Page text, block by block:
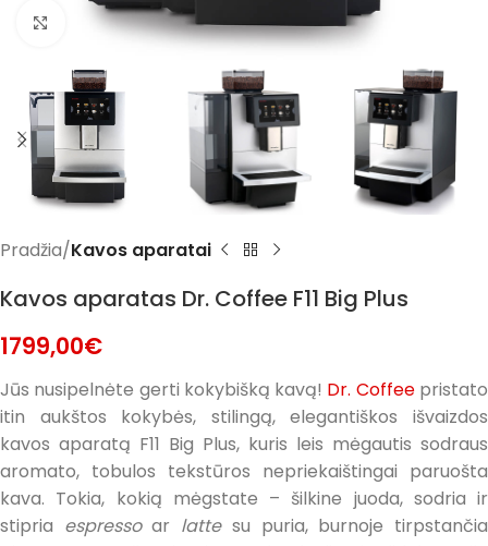
Spustelėkite norėdami padidinti
Pradžia Kavos aparatai
Kavos aparatas Dr. Coffee F11 Big Plus
1799,00€
Jūs nusipelnėte gerti kokybišką kavą! Dr. Coffeepristato
itin aukštos kokybės, stilingą, elegantiškos išvaizdos
kavos aparatą F11 Big Plus, kuris leis mėgautis sodraus
aromato, tobulos tekstūros nepriekaištingai paruošta
kava. Tokia, kokią mėgstate – šilkine juoda, sodria ir
stipria espressoar lattesu puria, burnoje tirpstančia